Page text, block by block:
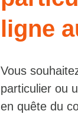
ligne
Vous
particulier ou
en quête du